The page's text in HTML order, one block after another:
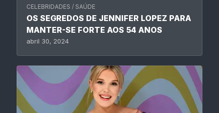
CELEBRIDADES / SAÚDE
OS SEGREDOS DE JENNIFER LOPEZ PARA
MANTER-SE FORTE AOS 54 ANOS
abril 30, 2024